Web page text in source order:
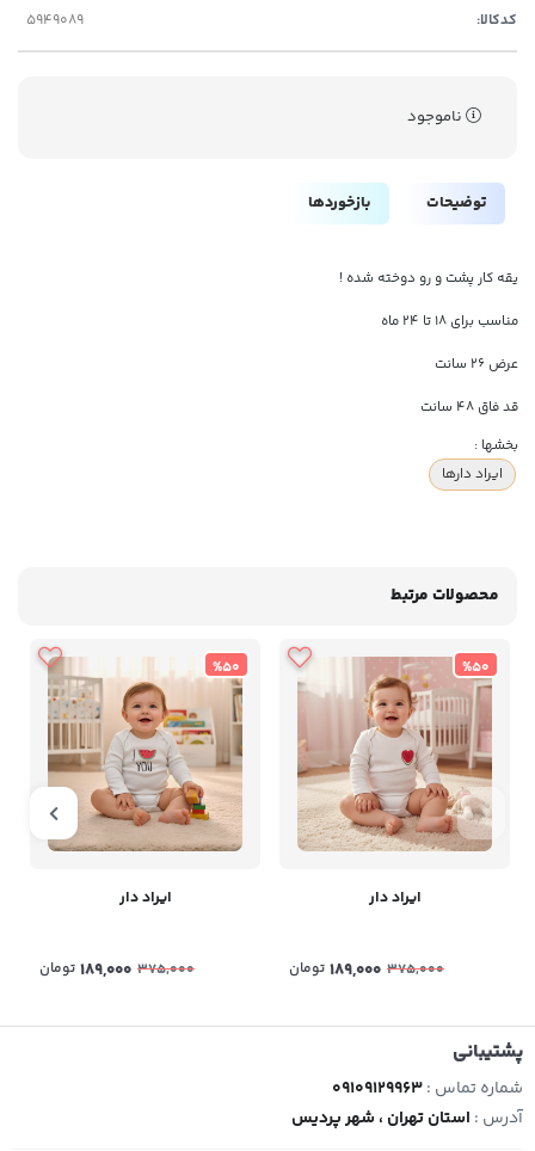
کدکالا:
ناموجود
توضیحات بازخوردها
یقه کار پشت و رو دوخته شده !
مناسب برای ۱۸ تا ۲۴ ماه
عرض ۲۶ سانت
قد فاق ۴۸ سانت
بخشها :
ایراد دارها
محصولات مرتبط
%50
ایراد دار
375,000
189,000 تومان
%50
ایراد دار
375,000
189,000 تومان
پشتیبانی
شماره تماس :09109129963
آدرس : استان تهران ، شهر پردیس